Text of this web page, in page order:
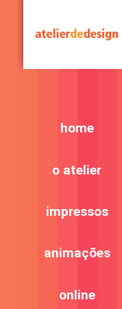
home
o atelier
impressos
animações
online